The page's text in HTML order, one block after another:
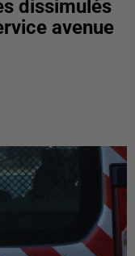
dissimulés
avenue